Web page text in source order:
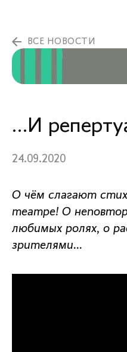
ВСЕ НОВОСТИ
…И
24.09.2020
О чём слагают
театре! О
любимых ролях, о
зрителями…